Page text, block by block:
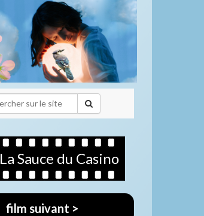
La Sauce du Casino
film suivant >